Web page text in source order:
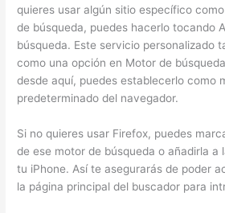
quieres usar algún sitio específico
de búsqueda, puedes hacerlo tocando
búsqueda. Este servicio personalizado
como una opción en Motor de
desde aquí, puedes establecerlo como
predeterminado del navegador.
Si no quieres usar Firefox, puedes
de ese motor de búsqueda o añadirla a
tu iPhone. Así te asegurarás de poder
la página principal del buscador para